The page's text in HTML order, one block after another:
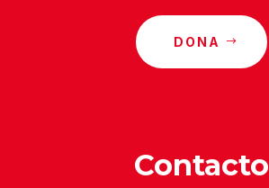
DONA
Contacto